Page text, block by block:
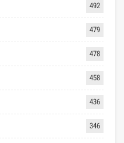
492
479
478
458
436
346